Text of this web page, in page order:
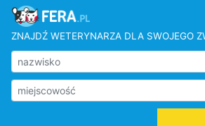
ZNAJDŹ WETERYNARZA DLA SWOJEGO